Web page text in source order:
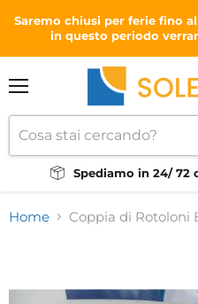
Saremo chiusi per ferie fino
in questo periodo
Spediamo in 24/ 72
Home Coppia di Rotoloni